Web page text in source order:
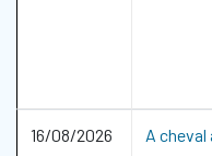
16/08/2026
A cheval